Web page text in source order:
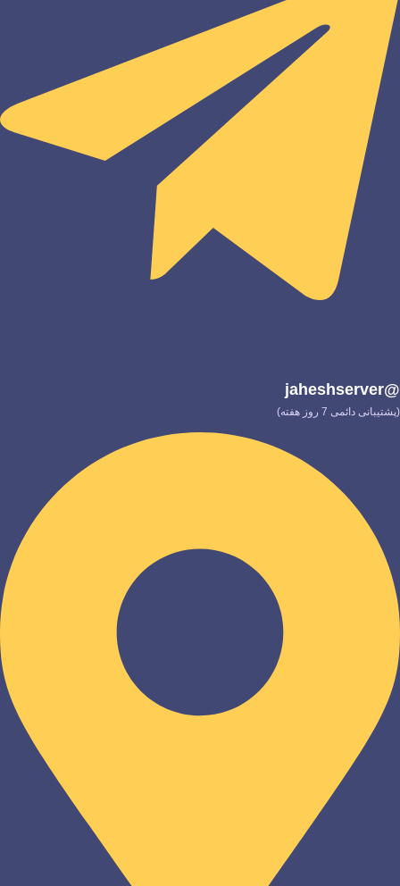
@jaheshserver
(پشتیبانی دائمی 7 روز هفته)